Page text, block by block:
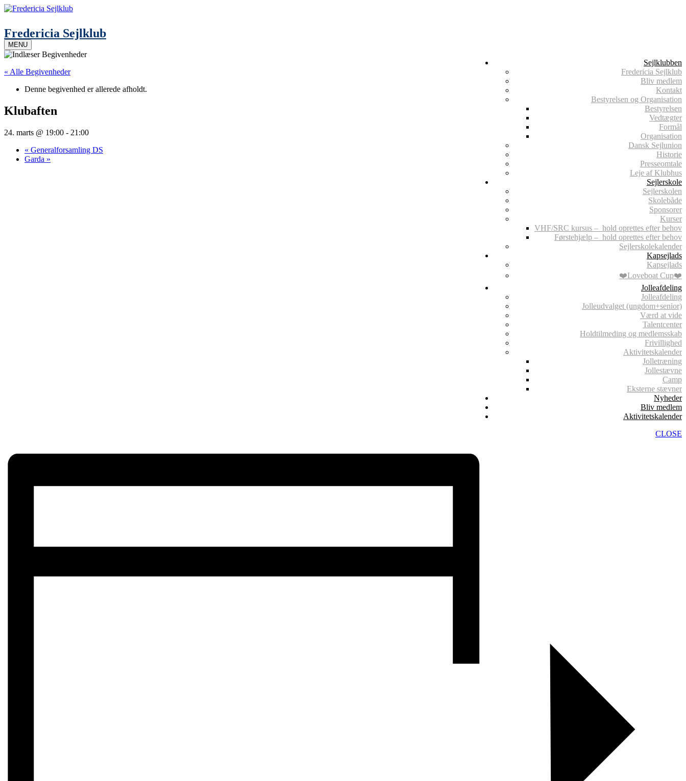
Skip
Fredericia Sejlklub
MENU
Sejlklubben
Fredericia Sejlklub
Bliv medlem
Kontakt
Bestyrelsen og Organisation
Bestyrelsen
Vedtægter
Formål
Organisation
Dansk Sejlunion
Historie
Presseomtale
Leje af Klubhus
Sejlerskole
Sejlerskolen
Skolebåde
Sponsorer
Kurser
VHF/SRC kursus – hold oprettes efter behov
Førstehjælp – hold oprettes efter behov
Sejlerskolekalender
Kapsejlads
Kapsejlads
❤️Loveboat Cup❤️
Jolleafdeling
Jolleafdeling
Jolleudvalget (ungdom+senior)
Værd at vide
Talentcenter
Holdtilmeding og medlemsskab
Frivillighed
Aktivitetskalender
Jolletræning
Jollestævne
Camp
Eksterne stævner
Nyheder
Bliv medlem
Aktivitetskalender
CLOSE
« Alle Begivenheder
Denne begivenhed er allerede afholdt.
Klubaften
24. marts @ 19:00 - 21:00
« Generalforsamling DS
Garda »